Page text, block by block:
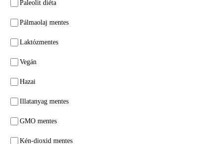
Paleolit diéta
Pálmaolaj mentes
Laktózmentes
Vegán
Hazai
Illatanyag mentes
GMO mentes
Kén-dioxid mentes